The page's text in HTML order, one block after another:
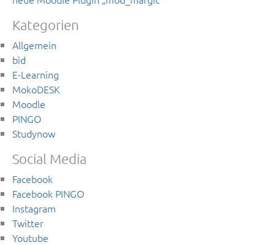
Kategorien
Allgemein
bid
E-Learning
MokoDESK
Moodle
PINGO
Studynow
Social Media
Facebook
Facebook PINGO
Instagram
Twitter
Youtube